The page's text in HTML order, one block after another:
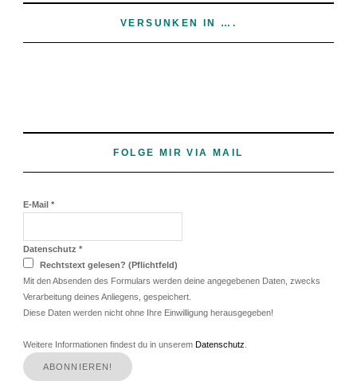
VERSUNKEN IN ….
FOLGE MIR VIA MAIL
E-Mail *
Datenschutz *
Rechtstext gelesen? (Pflichtfeld)
Mit den Absenden des Formulars werden deine angegebenen Daten, zwecks
Verarbeitung deines Anliegens, gespeichert.
Diese Daten werden nicht ohne Ihre Einwilligung herausgegeben!
Weitere Informationen findest du in unserem Datenschutz